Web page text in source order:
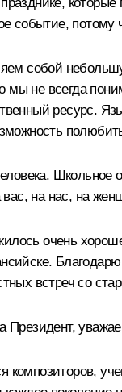
событие,
собой
мы не всегда
ресурс.
на нас, на
очень
встреч со